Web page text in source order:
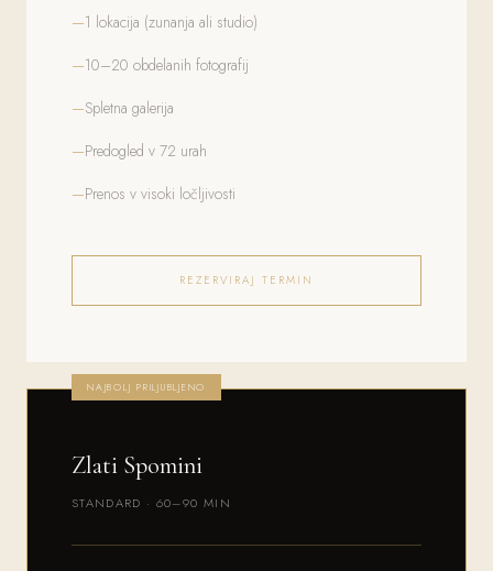
1 lokacija (zunanja ali studio)
10–20 obdelanih fotografij
Spletna galerija
Predogled v 72 urah
Prenos v visoki ločljivosti
REZERVIRAJ TERMIN
NAJBOLJ PRILJUBLJENO
Zlati Spomini
STANDARD · 60–90 MIN